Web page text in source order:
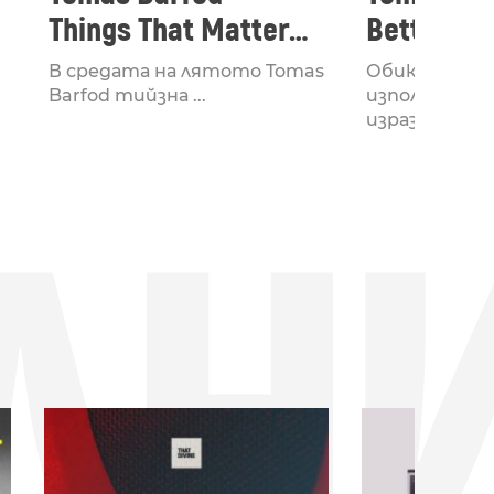
Things That Matter
//ft. Louise Foo &
Sharin Foo
В средата на лятото Tomas
Barfod тийзна ...
Better
Обикновено
използваме
изрази, ...